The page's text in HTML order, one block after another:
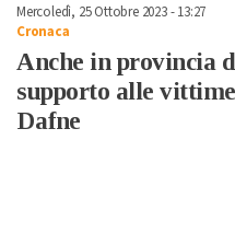
Mercoledì, 25 Ottobre 2023 - 13:27
Cronaca
Anche in provincia
supporto alle
Dafne